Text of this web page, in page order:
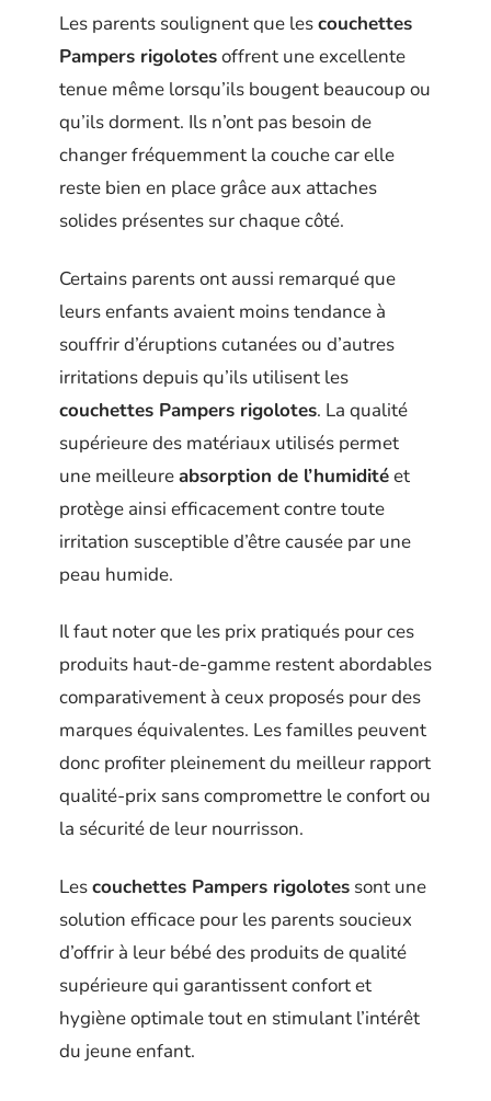
Les parents soulignent que lescouchettes
Pampers rigolotesoffrent une excellente
tenue même lorsqu’ils bougent beaucoup ou
qu’ils dorment. Ils n’ont pas besoin de
changer fréquemment la couche car elle
reste bien en place grâce aux attaches
solides présentes sur chaque côté.
Certains parents ont aussi remarqué que
leurs enfants avaient moins tendance à
souffrir d’éruptions cutanées ou d’autres
irritations depuis qu’ils utilisent les
couchettes Pampers rigolotes. La qualité
supérieure des matériaux utilisés permet
une meilleureabsorption de l’humiditéet
protège ainsi efficacement contre toute
irritation susceptible d’être causée par une
peau humide.
Il faut noter que les prix pratiqués pour ces
produits haut-de-gamme restent abordables
comparativement à ceux proposés pour des
marques équivalentes. Les familles peuvent
donc profiter pleinement du meilleur rapport
qualité-prix sans compromettre le confort ou
la sécurité de leur nourrisson.
Lescouchettes Pampers rigolotes sont une
solution efficace pour les parents soucieux
d’offrir à leur bébé des produits de qualité
supérieure qui garantissent confort et
hygiène optimale tout en stimulant l’intérêt
du jeune enfant.